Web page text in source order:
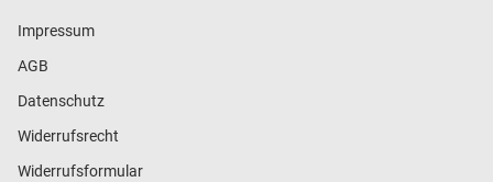
Impressum
AGB
Datenschutz
Widerrufsrecht
Widerrufsformular